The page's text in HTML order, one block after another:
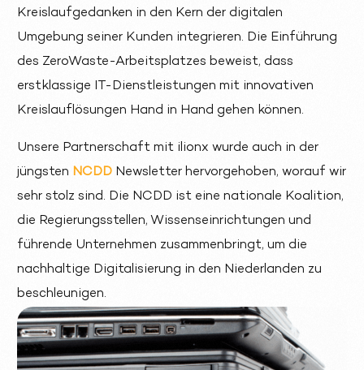
Kreislaufgedanken in den Kern der digitalen
Umgebung seiner Kunden integrieren. Die Einführung
des ZeroWaste-Arbeitsplatzes beweist, dass
erstklassige IT-Dienstleistungen mit innovativen
Kreislauflösungen Hand in Hand gehen können.
Unsere Partnerschaft mit ilionx wurde auch in der
jüngsten NCDD Newsletter hervorgehoben, worauf wir
sehr stolz sind. Die NCDD ist eine nationale Koalition,
die Regierungsstellen, Wissenseinrichtungen und
führende Unternehmen zusammenbringt, um die
nachhaltige Digitalisierung in den Niederlanden zu
beschleunigen.